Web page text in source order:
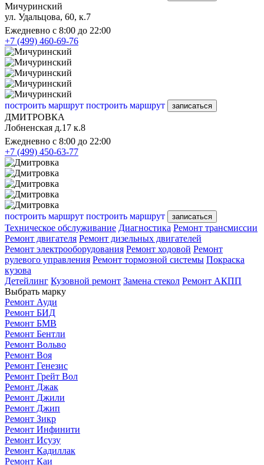
Мичуринский
ул. Удальцова, 60, к.7
Ежедневно с 8:00 до 22:00
+7 (499) 460-69-76
построить маршрут построить маршрут записаться
ДМИТРОВКА
Лобненская д.17 к.8
Ежедневно с 8:00 до 22:00
+7 (499) 450-63-77
построить маршрут построить маршрут записаться
Техническое обслуживание Диагностика Ремонт трансмиссии
Ремонт двигателя Ремонт дизельных двигателей
Ремонт электрооборудования Ремонт ходовой Ремонт
рулевого управления Ремонт тормозной системы Покраска
кузова
Детейлинг Кузовной ремонт Замена стекол Ремонт АКПП
Выбрать марку
Ремонт Ауди
Ремонт БИД
Ремонт БМВ
Ремонт Бентли
Ремонт Вольво
Ремонт Воя
Ремонт Генезис
Ремонт Грейт Вол
Ремонт Джак
Ремонт Джили
Ремонт Джип
Ремонт Зикр
Ремонт Инфинити
Ремонт Исузу
Ремонт Кадиллак
Ремонт Каи